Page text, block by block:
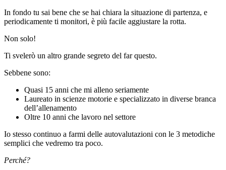
In fondo tu sai bene che se hai chiara la situazione di partenza, e
periodicamente ti monitori, è più facile aggiustare la rotta.
Non solo!
Ti svelerò un altro grande segreto del far questo.
Sebbene sono:
Quasi 15 anni che mi alleno seriamente
Laureato in scienze motorie e specializzato in diverse branca
dell’allenamento
Oltre 10 anni che lavoro nel settore
Io stesso continuo a farmi delle autovalutazioni con le 3 metodiche
semplici che vedremo tra poco.
Perché?